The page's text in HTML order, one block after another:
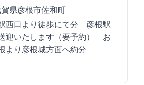
県彦根市佐和町1-8
西口より徒歩にて8分 彦根駅
迎いたします（要予約） お
より彦根城方面へ約7分